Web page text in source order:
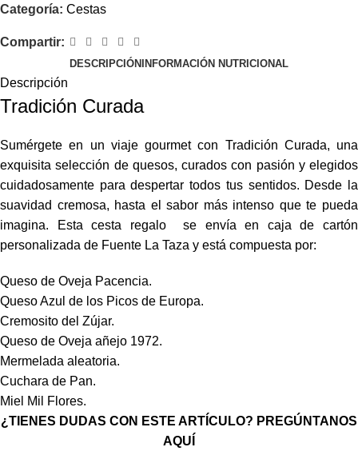
Categoría: Cestas
Compartir:
DESCRIPCIÓN INFORMACIÓN NUTRICIONAL
Descripción
Tradición Curada
Sumérgete en un viaje gourmet con Tradición Curada, una
exquisita selección de quesos, curados con pasión y elegidos
cuidadosamente para despertar todos tus sentidos. Desde la
suavidad cremosa, hasta el sabor más intenso que te pueda
imagina. Esta cesta regalo se envía en caja de cartón
personalizada de Fuente La Taza y está compuesta por:
Queso de Oveja Pacencia.
Queso Azul de los Picos de Europa.
Cremosito del Zújar.
Queso de Oveja añejo 1972.
Mermelada aleatoria.
Cuchara de Pan.
Miel Mil Flores.
¿TIENES DUDAS CON ESTE ARTÍCULO? PREGÚNTANOS
AQUÍ